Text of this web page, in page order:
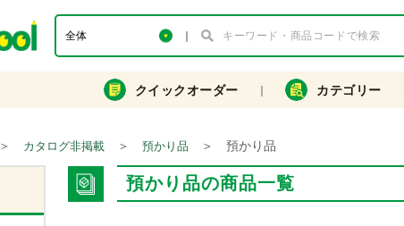
クイックオーダー カテゴリー
＞ カタログ非掲載 ＞ 預かり品 ＞ 預かり品
預かり品の商品一覧